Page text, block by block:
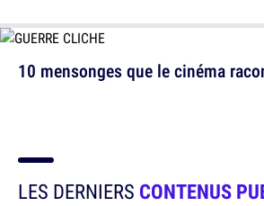
10 mensonges que le cinéma
LES DERNIERS CONTENUS